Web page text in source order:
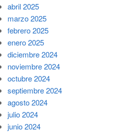
abril 2025
marzo 2025
febrero 2025
enero 2025
diciembre 2024
noviembre 2024
octubre 2024
septiembre 2024
agosto 2024
julio 2024
junio 2024